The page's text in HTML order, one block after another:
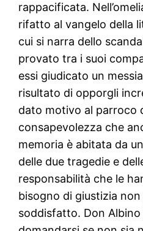
rappacificata.
rifatto al vangelo della
cui si narra dello
provato tra i suoi
essi giudicato un
risultato di opporgli
dato motivo al parroco
consapevolezza che
memoria è abitata da
delle due tragedie e
responsabilità che le
bisogno di giustizia
soddisfatto. Don